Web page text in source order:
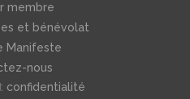
membre
et bénévolat
Manifeste
nous
confidentialité